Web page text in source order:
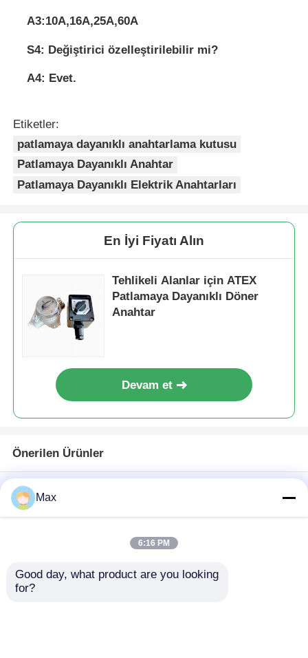
A3:10A,16A,25A,60A
S4: Değiştirici özelleştirilebilir mi?
A4: Evet.
Etiketler:
patlamaya dayanıklı anahtarlama kutusu
Patlamaya Dayanıklı Anahtar
Patlamaya Dayanıklı Elektrik Anahtarları
En İyi Fiyatı Alın
Tehlikeli Alanlar için ATEX
Patlamaya Dayanıklı Döner
Anahtar
Devam et
Önerilen Ürünler
Max
6:16 PM
Good day, what product are you looking
for?